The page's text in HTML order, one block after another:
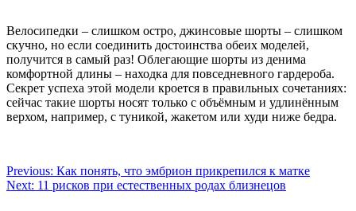
Велосипедки – слишком остро, джинсовые шорты – слишком
скучно, но если соединить достоинства обеих моделей,
получится в самый раз! Облегающие шорты из денима
комфортной длины – находка для повседневного гардероба.
Секрет успеха этой модели кроется в правильных сочетаниях:
сейчас такие шорты носят только с объёмным и удлинённым
верхом, например, с туникой, жакетом или худи ниже бедра.
Навигация
по
Previous: Как понять, что эмбрион прикрепился к матке
Next: 11 рисков при естественных родах близнецов